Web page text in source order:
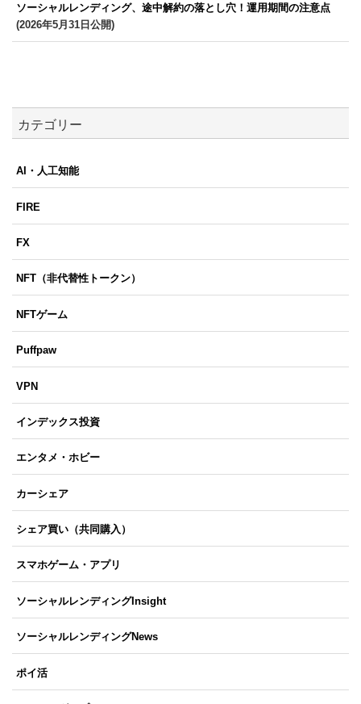
ソーシャルレンディング、途中解約の落とし穴！運用期間の注意点
(2026年5月31日公開)
カテゴリー
AI・人工知能
FIRE
FX
NFT（非代替性トークン）
NFTゲーム
Puffpaw
VPN
インデックス投資
エンタメ・ホビー
カーシェア
シェア買い（共同購入）
スマホゲーム・アプリ
ソーシャルレンディングInsight
ソーシャルレンディングNews
ポイ活